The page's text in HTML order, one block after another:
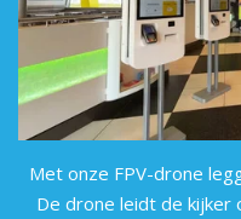
Met onze FPV-drone
De drone leidt de kijker